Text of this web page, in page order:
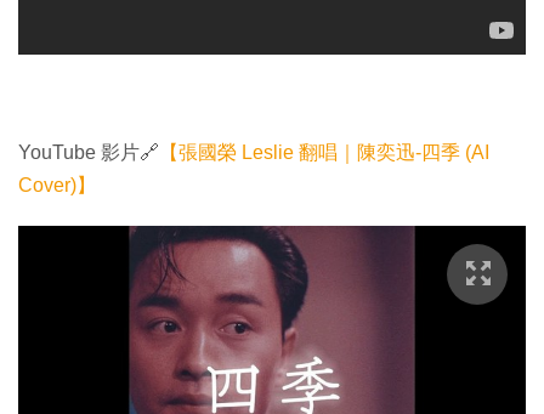
YouTube 影片🔗 【張國榮 Leslie 翻唱｜陳奕迅-四季 (AI
Cover)】